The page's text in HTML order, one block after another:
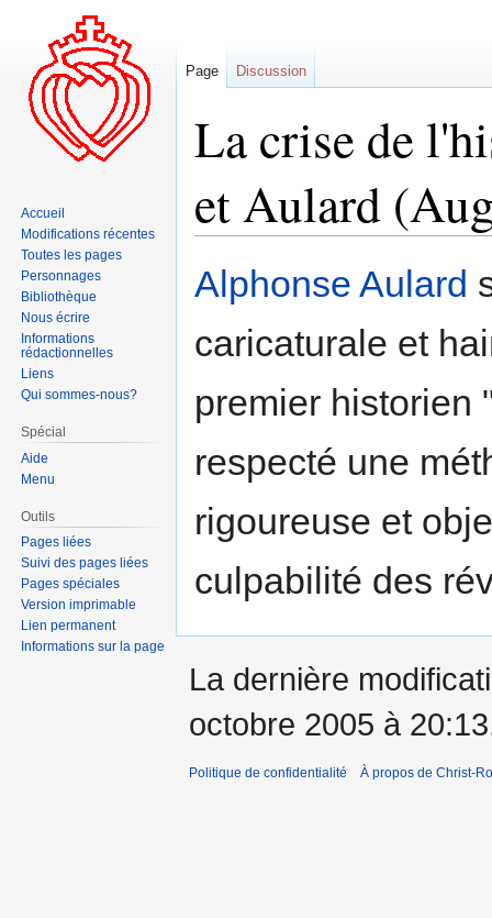
La crise de
et Aulard
Aller
à
navigation
Aller
à
recherche
Alphonse Aulard
caricaturale et
premier historien
respecté une
rigoureuse et
culpabilité des
Page Discussion
Accueil
Modifications récentes
Toutes les pages
Personnages
Bibliothèque
Nous écrire
Informations
rédactionnelles
Liens
Qui sommes-nous?
Spécial
Aide
Menu
Outils
Pages liées
Suivi des pages liées
Pages spéciales
Version imprimable
Lien permanent
Informations sur la page
La dernière
octobre 2005 à
Politique de confidentialité À propos de Christ-